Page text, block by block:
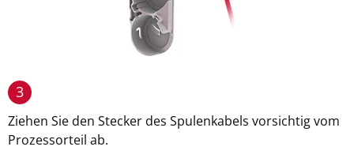
3
Ziehen Sie den Stecker des Spulenkabels vorsichtig vom
Prozessorteil ab.